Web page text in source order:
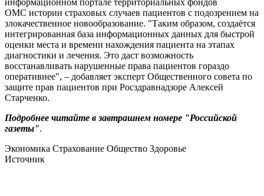
информационном портале территориальных фондов
ОМС истории страховых случаев пациентов с подозрением на
злокачественное новообразование. "Таким образом, создаётся
интегрированная база информационных данных для быстрой
оценки места и времени нахождения пациента на этапах
диагностики и лечения. Это даст возможность
восстанавливать нарушенные права пациентов гораздо
оперативнее", – добавляет эксперт Общественного совета по
защите прав пациентов при Росздравнадзоре Алексей
Старченко.
Подробнее читайте в завтрашнем номере "Российской
газеты".
Экономика Страхование Общество Здоровье
Источник